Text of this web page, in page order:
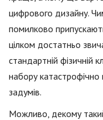
цифрового дизайну.
помилково
цілком достатньо
стандартній фізичній
набору катастрофічно
задумів.
Можливо, декому